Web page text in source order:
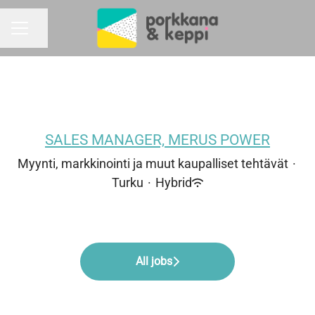
SALES MANAGER, MERUS POWER
Myynti, markkinointi ja muut kaupalliset tehtävät ·
Turku · Hybrid
All jobs